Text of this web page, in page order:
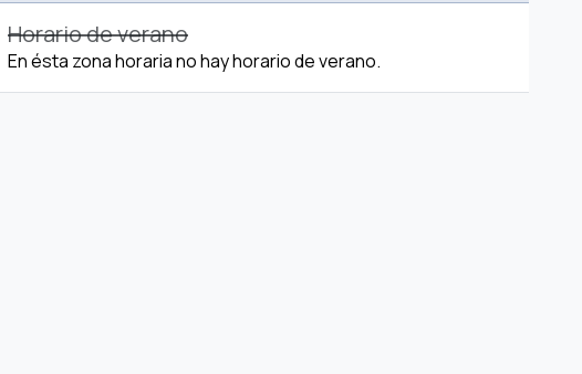
Horario de verano
En ésta zona horaria no hay horario de verano.